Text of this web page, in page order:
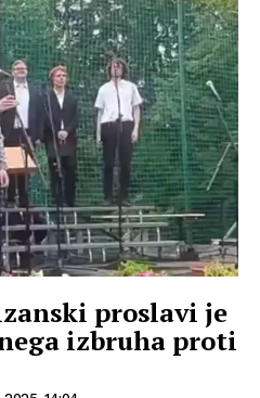
proslavi je
izbruha proti